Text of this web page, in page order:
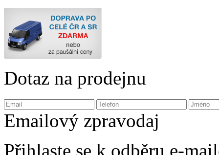
Dotaz na prodejnu
Emailový zpravodaj
Přihlaste se k odběru e-